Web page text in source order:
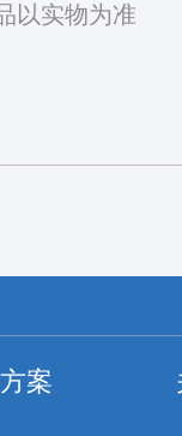
以实物为准
案